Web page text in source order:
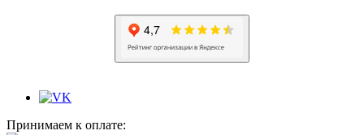
Принимаем к оплате: